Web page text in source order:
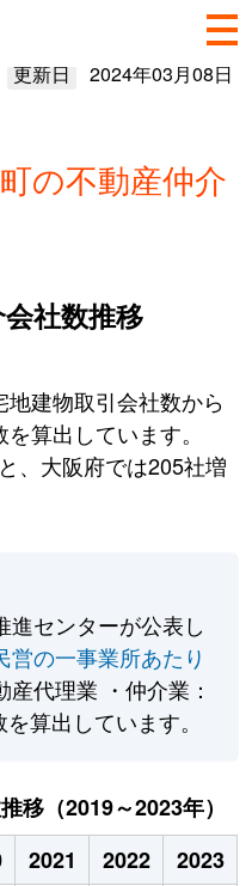
更新日 2024年03月08日
の不動産仲介
社数推移
建物取引会社数から
算出しています。
、大阪府では205社増
進センターが公表し
営の一事業所あたり
産代理業 ・仲介業：
算出しています。
移（2019～2023年）
2021 2022
2023